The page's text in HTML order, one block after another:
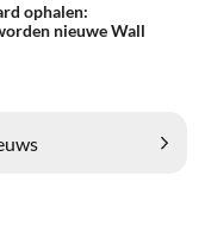
ophalen:
nieuwe Wall